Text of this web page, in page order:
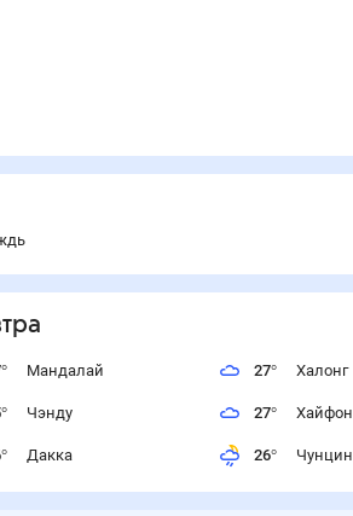
° Мандалай
° Чэнду
° Дакка
27° Халонг
27° Хайфон
26° Чунцин